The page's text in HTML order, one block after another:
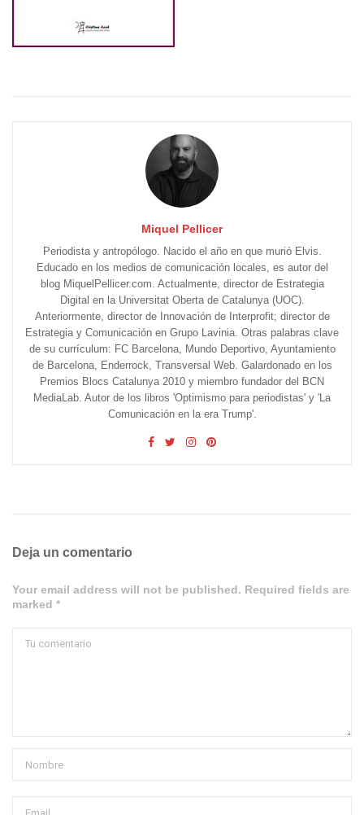
Miquel Pellicer
Periodista y antropólogo. Nacido el año en que murió Elvis.
Educado en los medios de comunicación locales, es autor del
blog MiquelPellicer.com. Actualmente, director de Estrategia
Digital en la Universitat Oberta de Catalunya (UOC).
Anteriormente, director de Innovación de Interprofit; director de
Estrategia y Comunicación en Grupo Lavinia. Otras palabras clave
de su currículum: FC Barcelona, Mundo Deportivo, Ayuntamiento
de Barcelona, Enderrock, Transversal Web. Galardonado en los
Premios Blocs Catalunya 2010 y miembro fundador del BCN
MediaLab. Autor de los libros 'Optimismo para periodistas' y 'La
Comunicación en la era Trump'.
Deja un comentario
Your email address will not be published. Required fields are
marked *